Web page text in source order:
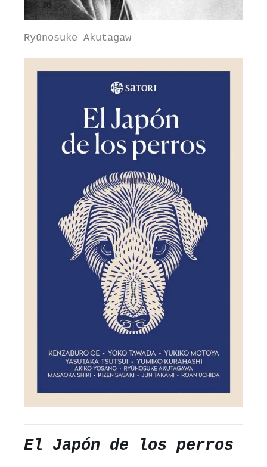
Ryūnosuke Akutagaw
El Japón de los perros